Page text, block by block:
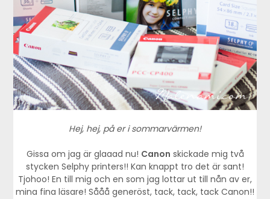
Hej, hej, på er i sommarvärmen!
Gissa om jag är glaaad nu! Canon skickade mig två
stycken Selphy printers!! Kan knappt tro det är sant!
Tjohoo! En till mig och en som jag lottar ut till nån av er,
mina fina läsare! Sååå generöst, tack, tack, tack Canon!!